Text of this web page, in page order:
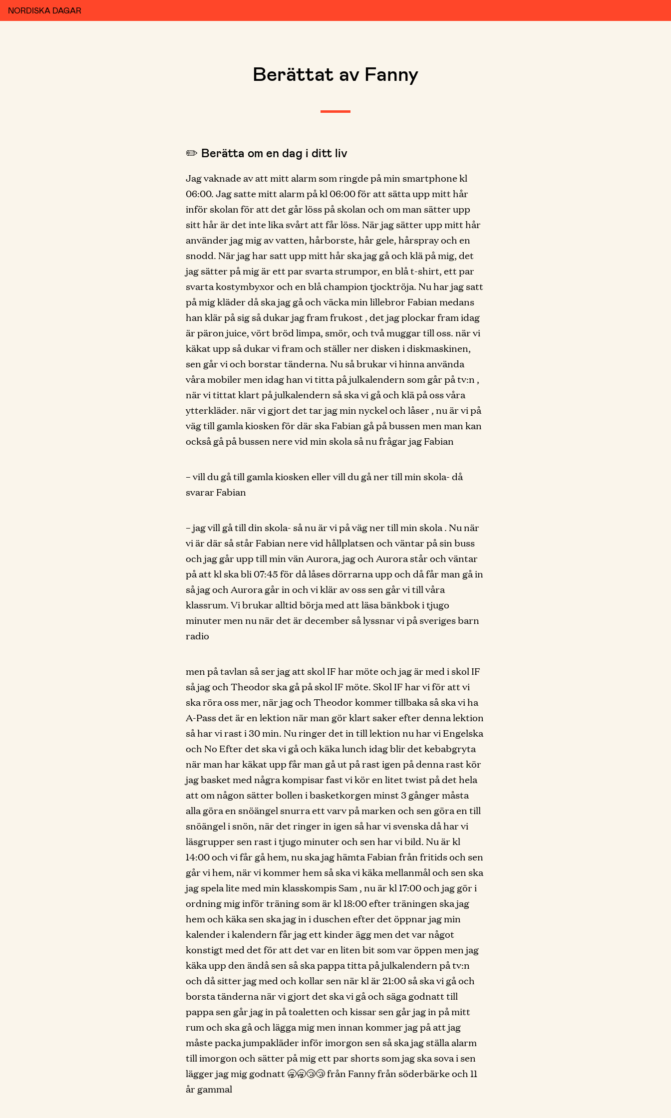
NORDISKA DAGAR
Berättat av Fanny
✏️ Berätta om en dag i ditt liv
Jag vaknade av att mitt alarm som ringde på min smartphone kl
06:00. Jag satte mitt alarm på kl 06:00 för att sätta upp mitt hår
inför skolan för att det går löss på skolan och om man sätter upp
sitt hår är det inte lika svårt att får löss. När jag sätter upp mitt hår
använder jag mig av vatten, hårborste, hår gele, hårspray och en
snodd. När jag har satt upp mitt hår ska jag gå och klä på mig, det
jag sätter på mig är ett par svarta strumpor, en blå t-shirt, ett par
svarta kostymbyxor och en blå champion tjocktröja. Nu har jag satt
på mig kläder då ska jag gå och väcka min lillebror Fabian medans
han klär på sig så dukar jag fram frukost , det jag plockar fram idag
är päron juice, vört bröd limpa, smör, och två muggar till oss. när vi
käkat upp så dukar vi fram och ställer ner disken i diskmaskinen,
sen går vi och borstar tänderna. Nu så brukar vi hinna använda
våra mobiler men idag han vi titta på julkalendern som går på tv:n ,
när vi tittat klart på julkalendern så ska vi gå och klä på oss våra
ytterkläder. när vi gjort det tar jag min nyckel och låser , nu är vi på
väg till gamla kiosken för där ska Fabian gå på bussen men man kan
också gå på bussen nere vid min skola så nu frågar jag Fabian
– vill du gå till gamla kiosken eller vill du gå ner till min skola- då
svarar Fabian
– jag vill gå till din skola- så nu är vi på väg ner till min skola . Nu när
vi är där så står Fabian nere vid hållplatsen och väntar på sin buss
och jag går upp till min vän Aurora, jag och Aurora står och väntar
på att kl ska bli 07:45 för då låses dörrarna upp och då får man gå in
så jag och Aurora går in och vi klär av oss sen går vi till våra
klassrum. Vi brukar alltid börja med att läsa bänkbok i tjugo
minuter men nu när det är december så lyssnar vi på sveriges barn
radio
men på tavlan så ser jag att skol IF har möte och jag är med i skol IF
så jag och Theodor ska gå på skol IF möte. Skol IF har vi för att vi
ska röra oss mer, när jag och Theodor kommer tillbaka så ska vi ha
A-Pass det är en lektion när man gör klart saker efter denna lektion
så har vi rast i 30 min. Nu ringer det in till lektion nu har vi Engelska
och No Efter det ska vi gå och käka lunch idag blir det kebabgryta
när man har käkat upp får man gå ut på rast igen på denna rast kör
jag basket med några kompisar fast vi kör en litet twist på det hela
att om någon sätter bollen i basketkorgen minst 3 gånger måsta
alla göra en snöängel snurra ett varv på marken och sen göra en till
snöängel i snön, när det ringer in igen så har vi svenska då har vi
läsgrupper sen rast i tjugo minuter och sen har vi bild. Nu är kl
14:00 och vi får gå hem, nu ska jag hämta Fabian från fritids och sen
går vi hem, när vi kommer hem så ska vi käka mellanmål och sen ska
jag spela lite med min klasskompis Sam , nu är kl 17:00 och jag gör i
ordning mig inför träning som är kl 18:00 efter träningen ska jag
hem och käka sen ska jag in i duschen efter det öppnar jag min
kalender i kalendern får jag ett kinder ägg men det var något
konstigt med det för att det var en liten bit som var öppen men jag
käka upp den ändå sen så ska pappa titta på julkalendern på tv:n
och då sitter jag med och kollar sen när kl är 21:00 så ska vi gå och
borsta tänderna när vi gjort det ska vi gå och säga godnatt till
pappa sen går jag in på toaletten och kissar sen går jag in på mitt
rum och ska gå och lägga mig men innan kommer jag på att jag
måste packa jumpakläder inför imorgon sen så ska jag ställa alarm
till imorgon och sätter på mig ett par shorts som jag ska sova i sen
lägger jag mig godnatt 🥱🥱😴😴 från Fanny från söderbärke och 11
år gammal